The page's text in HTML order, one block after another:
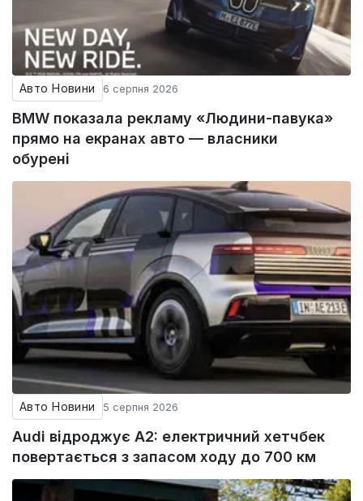
Авто Новини 6 серпня 2026
BMW показала рекламу «Людини-павука»
прямо на екранах авто — власники
обурені
Авто Новини 5 серпня 2026
Audi відроджує A2: електричний хетчбек
повертається з запасом ходу до 700 км